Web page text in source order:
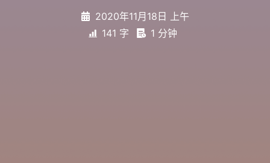
2020年11月18日 上午
141 字
1 分钟